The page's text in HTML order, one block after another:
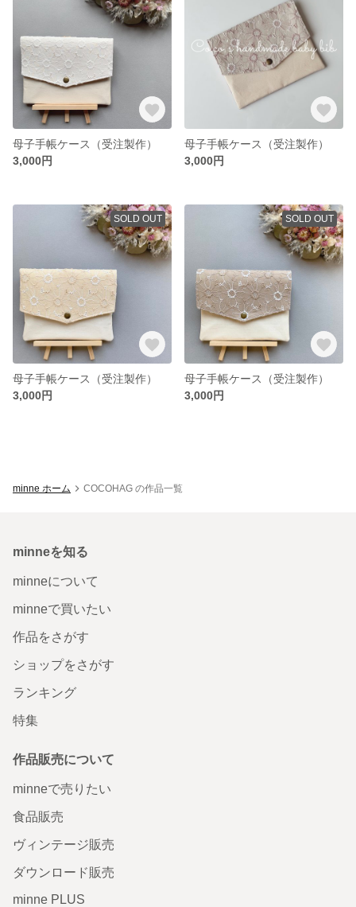
母子手帳ケース（受注製作）
3,000円
母子手帳ケース（受注製作）
3,000円
SOLD OUT
母子手帳ケース（受注製作）
3,000円
SOLD OUT
母子手帳ケース（受注製作）
3,000円
minne ホーム COCOHAG の作品一覧
minneを知る
minneについて
minneで買いたい
作品をさがす
ショップをさがす
ランキング
特集
作品販売について
minneで売りたい
食品販売
ヴィンテージ販売
ダウンロード販売
minne PLUS